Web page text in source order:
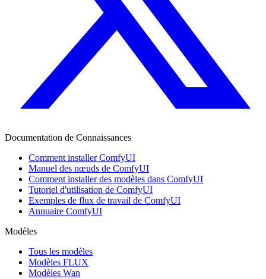
Documentation de Connaissances
Comment installer ComfyUI
Manuel des nœuds de ComfyUI
Comment installer des modèles dans ComfyUI
Tutoriel d'utilisation de ComfyUI
Exemples de flux de travail de ComfyUI
Annuaire ComfyUI
Modèles
Tous les modèles
Modèles FLUX
Modèles Wan